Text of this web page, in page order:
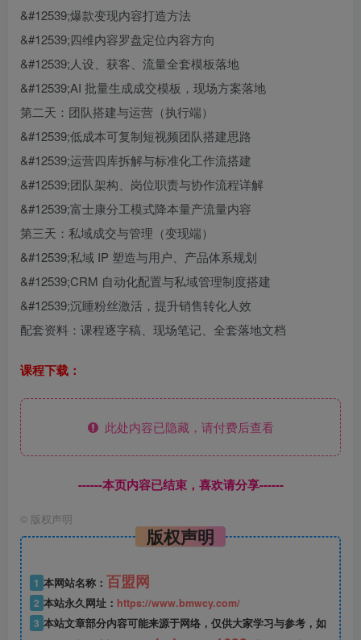
&#12539;爆款变现内容打造方法
&#12539;四维内容罗盘定位内容方向
&#12539;人设、获客、流量全套模板落地
&#12539;AI 批量生成成交模板，现场方案落地
第二天：团队搭建与运营（执行端）
&#12539;低成本可复制短视频团队搭建思路
&#12539;运营四库拆解与标准化工作流搭建
&#12539;团队架构、岗位职责与协作流程详解
&#12539;富士康分工模式降本量产流量内容
第三天：私域成交与管理（变现端）
&#12539;私域 IP 塑造与用户、产品体系规划
&#12539;CRM 自动化配置与私域管理制度搭建
&#12539;沉睡粉丝激活，提升销售转化人效
配套资料：课程逐字稿、现场笔记、全套落地文档
课程下载：
此处内容已隐藏，请付费后查看
------本页内容已结束，喜欢请分享------
© 版权声明
版权声明
1 本网站名称： 百盟网
2 本站永久网址： https://www.bmwcy.com/
3 本站文章部分内容可能来源于网络，仅供大家学习与参考，如